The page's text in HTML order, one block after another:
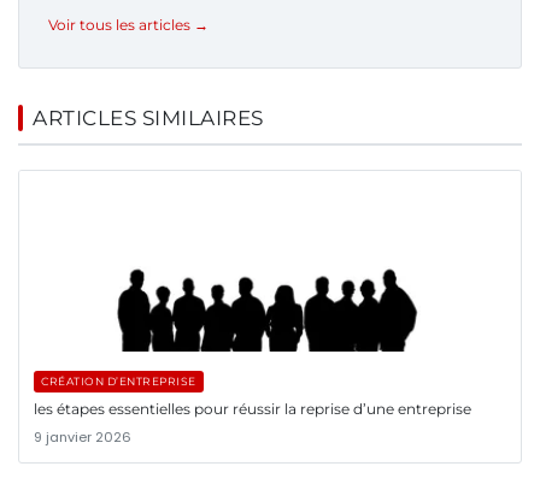
Voir tous les articles →
ARTICLES SIMILAIRES
CRÉATION D’ENTREPRISE
les étapes essentielles pour réussir la reprise d’une entreprise
9 janvier 2026